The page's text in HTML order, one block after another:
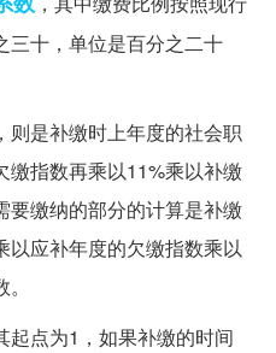
三十，单位是百分之二十
是补缴时上年度的社会职
缴指数再乘以11%乘以补缴
要缴纳的部分的计算是补缴
以应补年度的欠缴指数乘以
点为1，如果补缴的时间